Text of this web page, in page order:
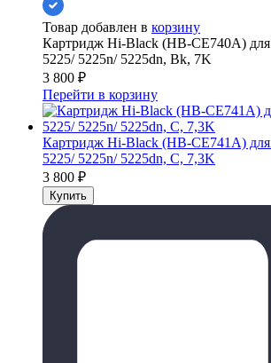
Товар добавлен в корзину
Картридж Hi-Black (HB-CE740A)
5225/ 5225n/ 5225dn, Bk, 7K
3 800 ₽
Перейти в корзину
Картридж Hi-Black (HB-CE741A)
5225/ 5225n/ 5225dn, C, 7,3K
3 800 ₽